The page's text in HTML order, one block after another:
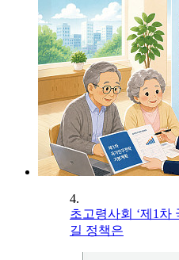
4.
초고령사회 ‘제1차
길 정책은